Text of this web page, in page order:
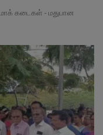
கடைகள் - மதுபான